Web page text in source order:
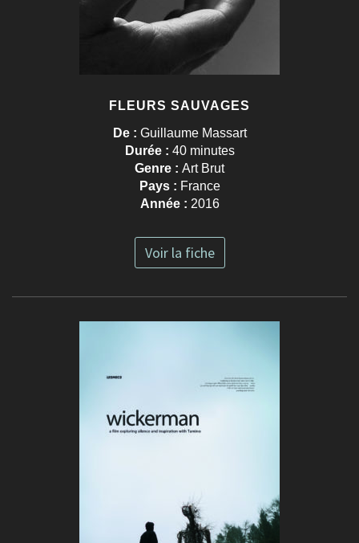
FLEURS SAUVAGES
De : Guillaume Massart
Durée : 40 minutes
Genre : Art Brut
Pays : France
Année : 2016
Voir la fiche